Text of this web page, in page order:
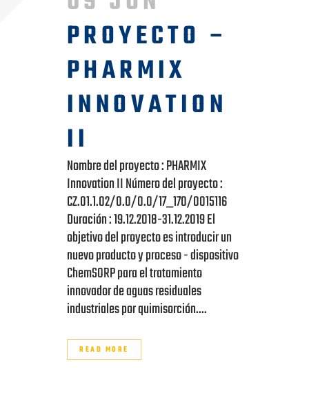
PROYECTO –
PHARMIX
INNOVATION
II
Nombre del proyecto : PHARMIX
Innovation II Número del proyecto :
CZ.01.1.02/0.0/0.0/17_170/0015116
Duración : 19.12.2018-31.12.2019 El
objetivo del proyecto es introducir un
nuevo producto y proceso - dispositivo
ChemSORP para el tratamiento
innovador de aguas residuales
industriales por quimisorción....
READ MORE